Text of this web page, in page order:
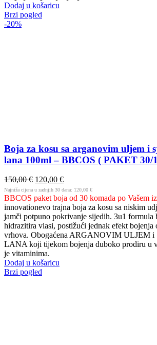
Dodaj u košaricu
Brzi pogled
-20%
Boja za kosu sa arganovim uljem i
lana 100ml – BBCOS ( PAKET 30/
150,00€ 120,00 €
Najniža cijena u zadnjih 30 dana: 120,00 €
BBCOS paket boja od 30 komada po Vašem
innovationevo trajna boja za kosu sa niskim
jamči potpuno pokrivanje sijedih. 3u1 formula
hidrazitira vlasi, postižući jednak efekt bojenja
vrhova. Obogaćena ARGANOVIM ULJEM
LANA koji tijekom bojenja duboko prodiru u
je vitaminima.
Dodaj u košaricu
Brzi pogled